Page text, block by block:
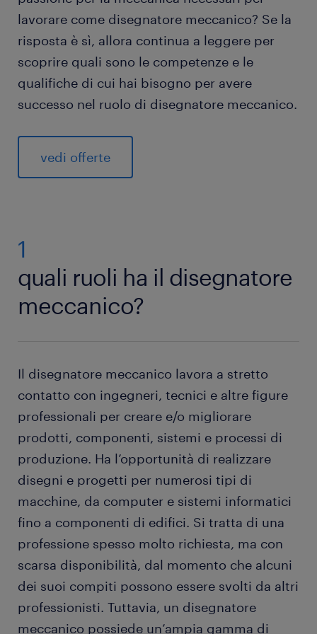
lavorare come disegnatore meccanico? Se la
risposta è sì, allora continua a leggere per
scoprire quali sono le competenze e le
qualifiche di cui hai bisogno per avere
successo nel ruolo di disegnatore meccanico.
vedi offerte
1
quali ruoli ha il disegnatore
meccanico?
Il disegnatore meccanico lavora a stretto
contatto con ingegneri, tecnici e altre figure
professionali per creare e/o migliorare
prodotti, componenti, sistemi e processi di
produzione. Ha l’opportunità di realizzare
disegni e progetti per numerosi tipi di
macchine, da computer e sistemi informatici
fino a componenti di edifici. Si tratta di una
professione spesso molto richiesta, ma con
scarsa disponibilità, dal momento che alcuni
dei suoi compiti possono essere svolti da altri
professionisti. Tuttavia, un disegnatore
meccanico possiede un’ampia gamma di